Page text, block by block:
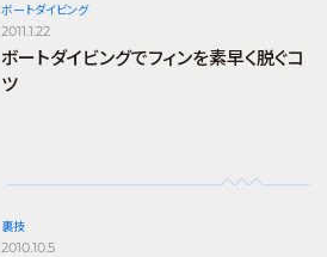
ボートダイビング
2011.1.22
ボートダイビングでフィンを素早く脱ぐコ
ツ
裏技
2010.10.5